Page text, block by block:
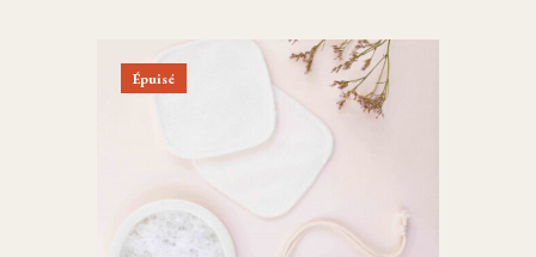
Épuisé